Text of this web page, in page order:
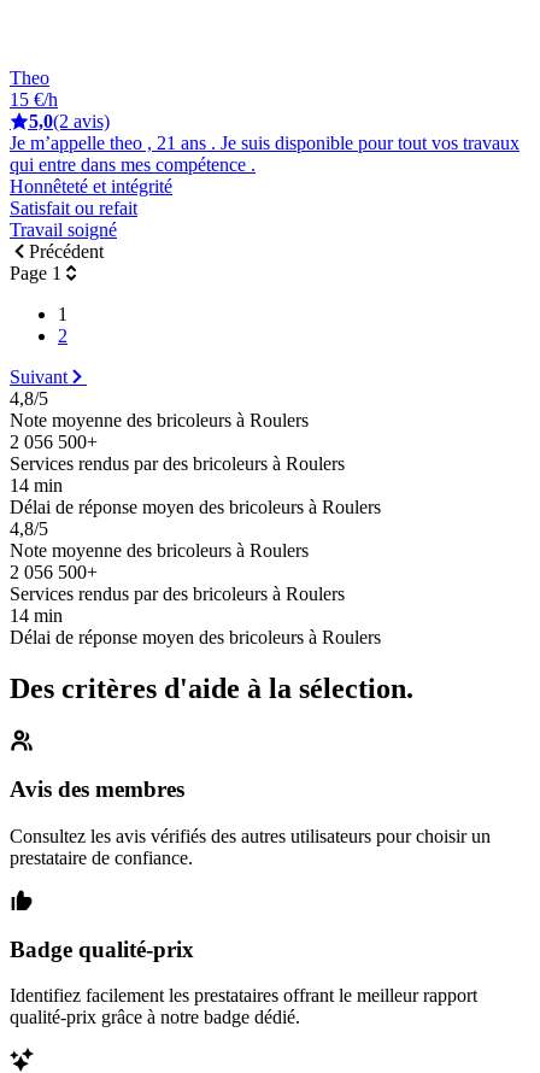
Theo
15 €/h
5,0(2 avis)
Je m’appelle theo , 21 ans . Je suis disponible pour tout vos travaux
qui entre dans mes compétence .
Honnêteté et intégrité
Satisfait ou refait
Travail soigné
Précédent
Page 1
1
2
Suivant
4,8/5
Note moyenne des bricoleurs à Roulers
2 056 500+
Services rendus par des bricoleurs à Roulers
14 min
Délai de réponse moyen des bricoleurs à Roulers
4,8/5
Note moyenne des bricoleurs à Roulers
2 056 500+
Services rendus par des bricoleurs à Roulers
14 min
Délai de réponse moyen des bricoleurs à Roulers
Des critères d'aide à la sélection.
Avis des membres
Consultez les avis vérifiés des autres utilisateurs pour choisir un
prestataire de confiance.
Badge qualité-prix
Identifiez facilement les prestataires offrant le meilleur rapport
qualité-prix grâce à notre badge dédié.